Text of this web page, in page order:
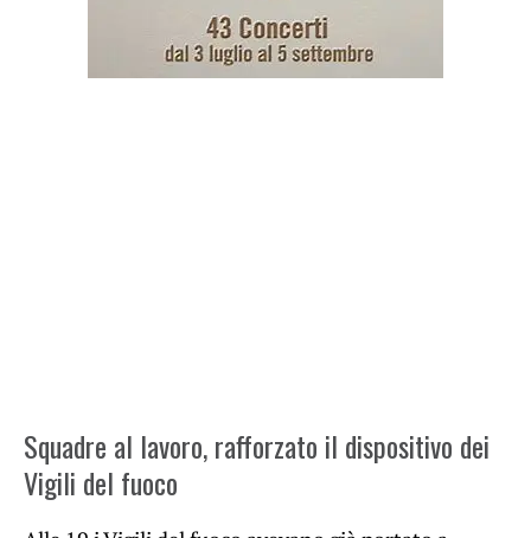
Squadre al lavoro, rafforzato il dispositivo dei
Vigili del fuoco